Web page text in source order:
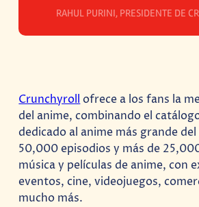
RAHUL PURINI, PRESIDENTE DE
Crunchyroll ofrece a los fans la
del anime, combinando el
dedicado al anime más grande
50,000 episodios y más de
música y películas de anime, con
eventos, cine, videojuegos,
mucho más.